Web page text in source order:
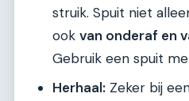
struik. Spuit niet
ook van onderaf en
Gebruik een spuit
Herhaal: Zeker bij